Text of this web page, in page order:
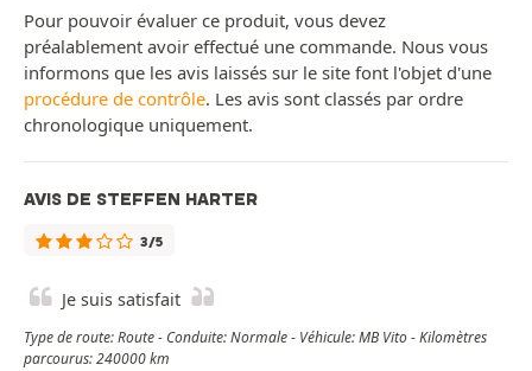
Pour pouvoir évaluer ce produit, vous devez
préalablement avoir effectué une commande. Nous vous
informons que les avis laissés sur le site font l'objet d'une
procédure de contrôle. Les avis sont classés par ordre
chronologique uniquement.
AVIS DE STEFFEN HARTER
3/5
Je suis satisfait
Type de route: Route - Conduite: Normale - Véhicule: MB Vito - Kilomètres
parcourus: 240000 km